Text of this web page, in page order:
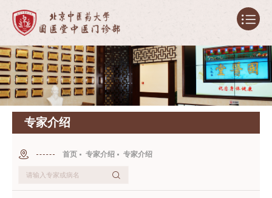
专家介绍
首页 专家介绍 专家介绍